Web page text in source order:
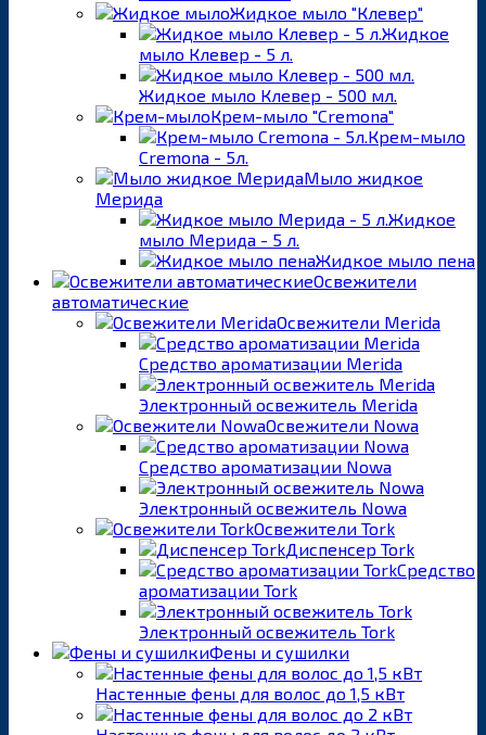
Жидкое мыло "Клевер"
Жидкое
мыло Клевер - 5 л.
Жидкое мыло Клевер - 500 мл.
Крем-мыло "Cremona"
Крем-мыло
Cremona - 5л.
Мыло жидкое
Мерида
Жидкое
мыло Мерида - 5 л.
Жидкое мыло пена
Освежители
автоматические
Освежители Merida
Средство ароматизации Merida
Электронный освежитель Merida
Освежители Nowa
Средство ароматизации Nowa
Электронный освежитель Nowa
Освежители Tork
Диспенсер Tork
Средство
ароматизации Tork
Электронный освежитель Tork
Фены и сушилки
Настенные фены для волос до 1,5 кВт